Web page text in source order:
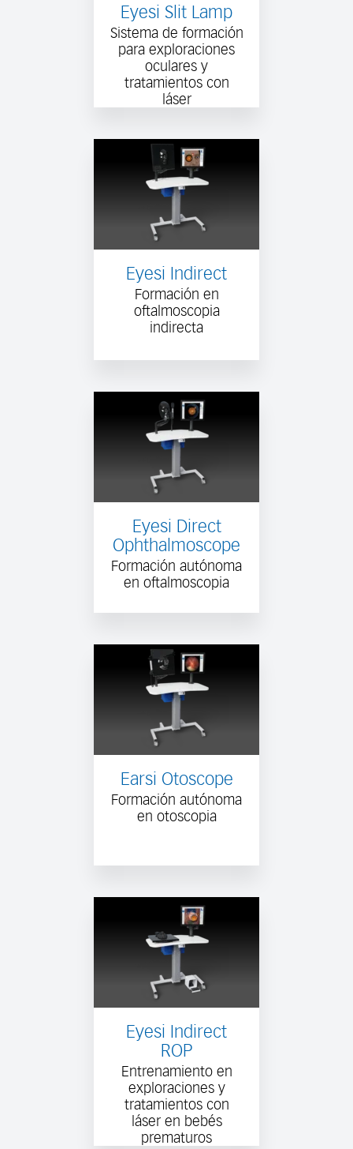
Eyesi Slit Lamp
Sistema de formación
para exploraciones
oculares y
tratamientos con
láser
Eyesi Indirect
Formación en
oftalmoscopia
indirecta
Eyesi Direct
Ophthalmoscope
Formación autónoma
en oftalmoscopia
Earsi Otoscope
Formación autónoma
en otoscopia
Eyesi Indirect
ROP
Entrenamiento en
exploraciones y
tratamientos con
láser en bebés
prematuros